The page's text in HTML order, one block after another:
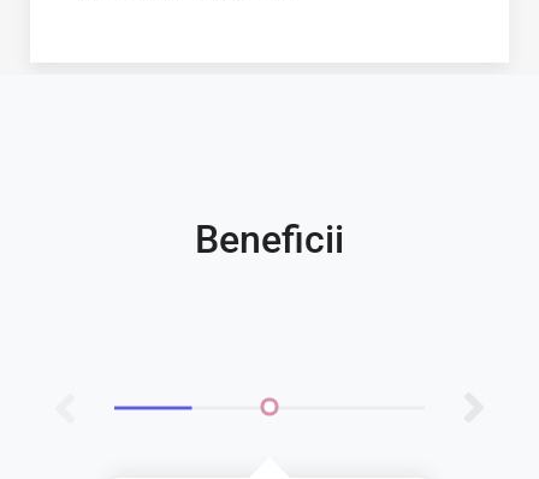
Beneficii